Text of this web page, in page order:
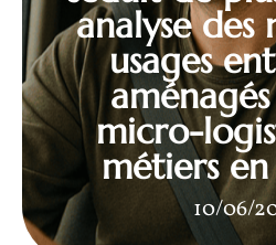
analyse des
usages
micro-
métiers
10/06/